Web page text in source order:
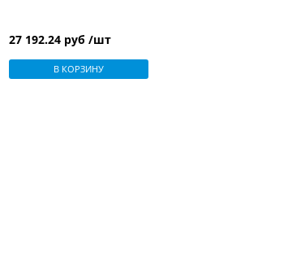
27 192.24 руб /шт
В КОРЗИНУ